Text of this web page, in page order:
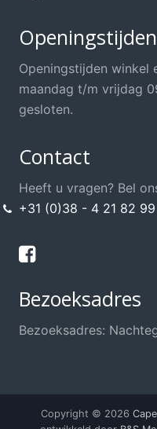
Nieuw in ons
Ontharen
Opsteek
Permanent
Scheren
Shampoo's /
Sint / Kerstman /
Thuis knippen?
Openingstijden
Openingstijden winkel
maandag t/m vrijdag
gesloten.
Contact
Heeft u vragen? Bel
+31 (0)38 - 4 21 82 99
Bezoeksadres
Bezoeksadres:
Copyright © 2026